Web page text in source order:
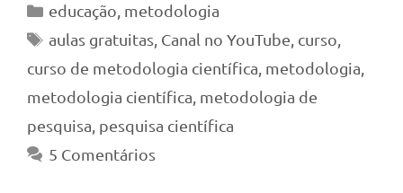
Categorias
educação metodologia
Tags
aulas gratuitas, Canal no YouTube curso
curso de metodologia científica metodologia
metodologia científica metodologia de
pesquisa pesquisa científica
5 Comentários